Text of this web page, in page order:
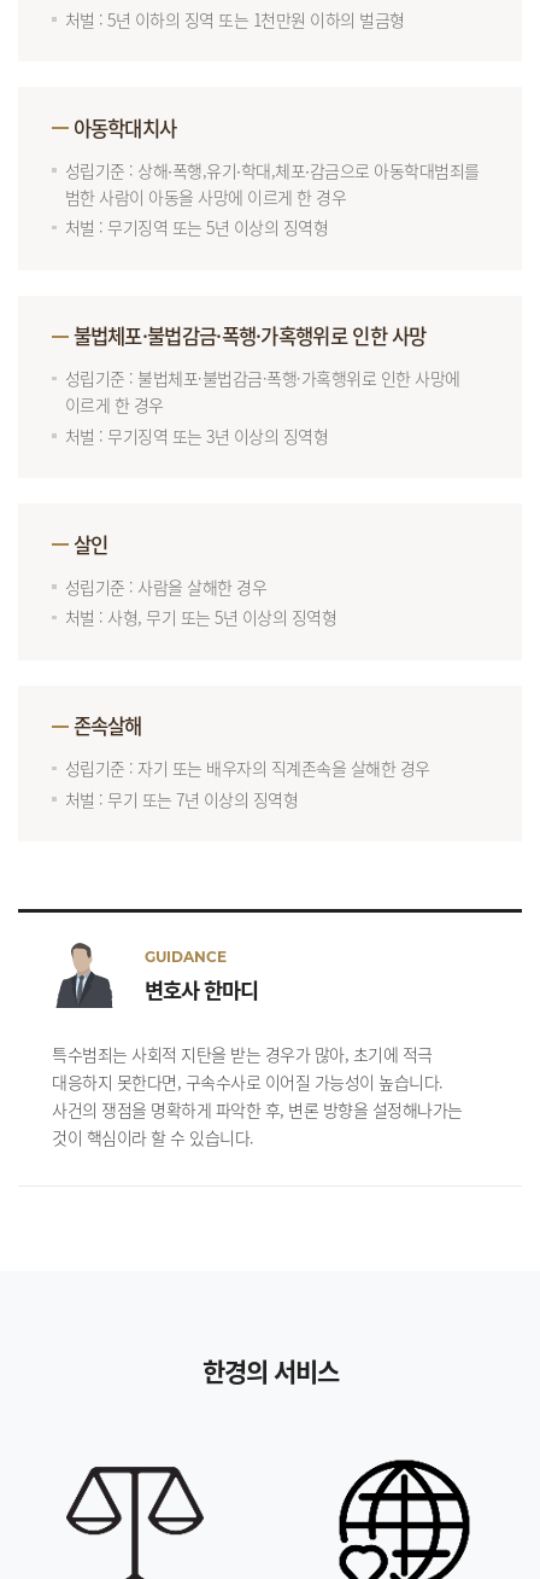
처벌 : 5년 이하의 징역 또는 1천만원 이하의 벌금형
아동학대치사
성립기준 : 상해∙폭행,유기∙학대,체포∙감금으로 아동학대범죄를
범한 사람이 아동을 사망에 이르게 한 경우
처벌 : 무기징역 또는 5년 이상의 징역형
불법체포·불법감금·폭행·가혹행위로 인한 사망
성립기준 : 불법체포·불법감금·폭행·가혹행위로 인한 사망에
이르게 한 경우
처벌 : 무기징역 또는 3년 이상의 징역형
살인
성립기준 : 사람을 살해한 경우
처벌 : 사형, 무기 또는 5년 이상의 징역형
존속살해
성립기준 : 자기 또는 배우자의 직계존속을 살해한 경우
처벌 : 무기 또는 7년 이상의 징역형
GUIDANCE
변호사 한마디
특수범죄는 사회적 지탄을 받는 경우가 많아, 초기에 적극
대응하지 못한다면, 구속수사로 이어질 가능성이 높습니다.
사건의 쟁점을 명확하게 파악한 후, 변론 방향을 설정해나가는
것이 핵심이라 할 수 있습니다.
한경의 서비스